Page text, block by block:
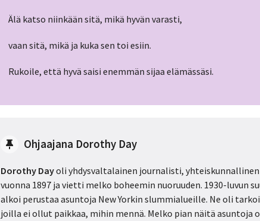
Älä katso niinkään sitä, mikä hyvän varasti,
vaan sitä, mikä ja kuka sen toi esiin.
Rukoile, että hyvä saisi enemmän sijaa elämässäsi.
Ohjaajana Dorothy Day
Dorothy Dayoli yhdysvaltalainen journalisti,
vuonna 1897 ja vietti melko boheemin nuoruuden. 1930-luvun
alkoi perustaa asuntoja New Yorkin slummialueille. Ne oli
joilla ei ollut paikkaa, mihin mennä. Melko pian näitä